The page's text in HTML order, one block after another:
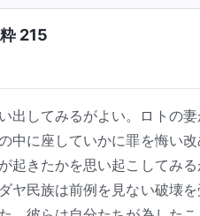
215
出してみるがよい。ロトの
中に座していかに罪を悔い
起きたかを思い起こしてみ
ヤ民族は前例を見ない破壊